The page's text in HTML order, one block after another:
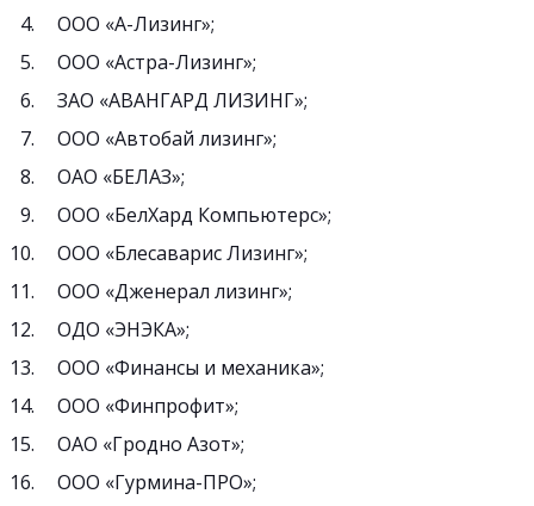
ООО «А-Лизинг»;
ООО «Астра-Лизинг»;
ЗАО «АВАНГАРД ЛИЗИНГ»;
ООО «Автобай лизинг»;
ОАО «БЕЛАЗ»;
ООО «БелХард Компьютерс»;
ООО «Блесаварис Лизинг»;
ООО «Дженерал лизинг»;
ОДО «ЭНЭКА»;
ООО «Финансы и механика»;
ООО «Финпрофит»;
ОАО «Гродно Азот»;
ООО «Гурмина-ПРО»;